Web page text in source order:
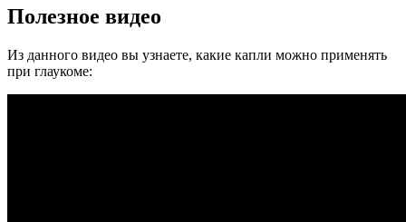
Полезное видео
Из данного видео вы узнаете, какие капли можно применять
при глаукоме: